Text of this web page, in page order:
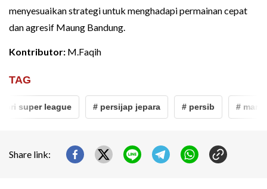
menyesuaikan strategi untuk menghadapi permainan cepat
dan agresif Maung Bandung.
Kontributor: M.Faqih
TAG
super league # persijap jepara # persib # mario
Share link: